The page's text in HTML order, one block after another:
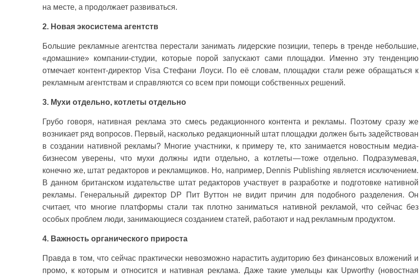
на месте, а продолжает развиваться.
2. Новая экосистема агентств
Большие рекламные агентства перестали занимать лидерские позиции, теперь в тренде небольшие,
«домашние» компании-студии, которые порой запускают сами площадки. Именно эту тенденцию
отмечает контент-директор Visa Стефани Лоуси. По её словам, площадки стали реже обращаться к
рекламным агентствам и справляются со всем при помощи собственных решений.
3. Мухи отдельно, котлеты отдельно
Грубо говоря, нативная реклама это смесь редакционного контента и рекламы. Поэтому сразу же
возникает ряд вопросов. Первый, насколько редакционный штат площадки должен быть задействован
в создании нативной рекламы? Многие участники, к примеру те, кто занимается новостным медиа-
бизнесом уверены, что мухи должны идти отдельно, а котлеты — тоже отдельно. Подразумевая,
конечно же, штат редакторов и рекламщиков. Но, например, Dennis Publishing является исключением.
В данном британском издательстве штат редакторов участвует в разработке и подготовке нативной
рекламы. Генеральный директор DP Пит Вуттон не видит причин для подобного разделения. Он
считает, что многие платформы стали так плотно заниматься нативной рекламой, что сейчас без
особых проблем люди, занимающиеся созданием статей, работают и над рекламным продуктом.
4. Важность органического прироста
Правда в том, что сейчас практически невозможно нарастить аудиторию без финансовых вложений и
промо, к которым и относится и нативная реклама. Даже такие умельцы как Upworthy (новостная